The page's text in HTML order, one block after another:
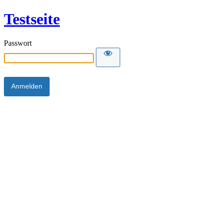
Testseite
Passwort